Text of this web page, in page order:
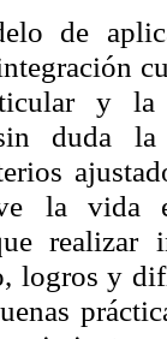
de
y la
duda
la vida
realizar
logros y